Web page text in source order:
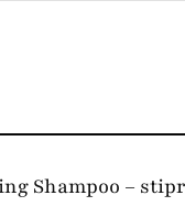
Shampoo –